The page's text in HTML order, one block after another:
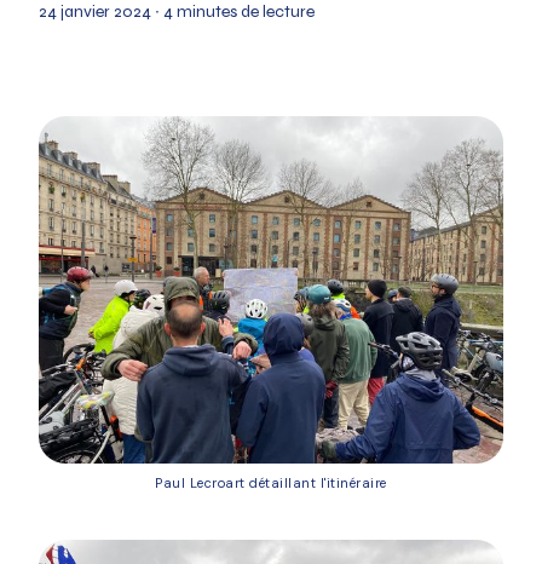
24 janvier 2024 ∙ 4 minutes de lecture
Paul Lecroart détaillant l'itinéraire